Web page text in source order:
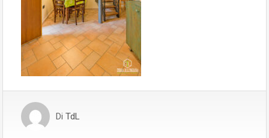
Di TdL